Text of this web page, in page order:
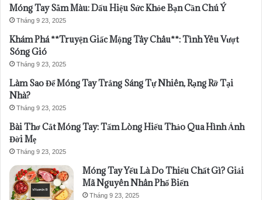
Móng Tay Sẫm Màu: Dấu Hiệu Sức Khỏe Bạn Cần Chú Ý
Tháng 9 23, 2025
Khám Phá **Truyện Giấc Mộng Tây Châu**: Tình Yêu Vượt
Sóng Gió
Tháng 9 23, 2025
Làm Sao Để Móng Tay Trắng Sáng Tự Nhiên, Rạng Rỡ Tại
Nhà?
Tháng 9 23, 2025
Bài Thơ Cắt Móng Tay: Tấm Lòng Hiếu Thảo Qua Hình Ảnh
Đời Mẹ
Tháng 9 23, 2025
Móng Tay Yếu Là Do Thiếu Chất Gì? Giải
Mã Nguyên Nhân Phổ Biến
Tháng 9 23, 2025